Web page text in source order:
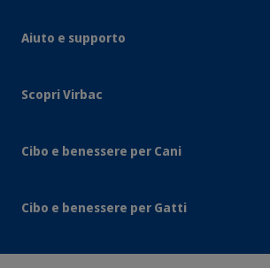
Aiuto e supporto
Scopri Virbac
Cibo e benessere per Cani
Cibo e benessere per Gatti